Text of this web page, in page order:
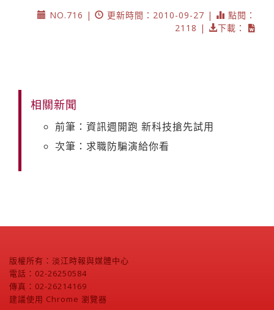
NO.716 |
更新時間：2010-09-27 |
點閱：
2118 |
下載：
相關新聞
前筆：資訊週開跑 新科技搶先試用
次筆：求職防騙演給你看
版權所有：淡江時報與媒體中心
電話：02-26250584
傳真：02-26214169
建議使用 Chrome 瀏覽器